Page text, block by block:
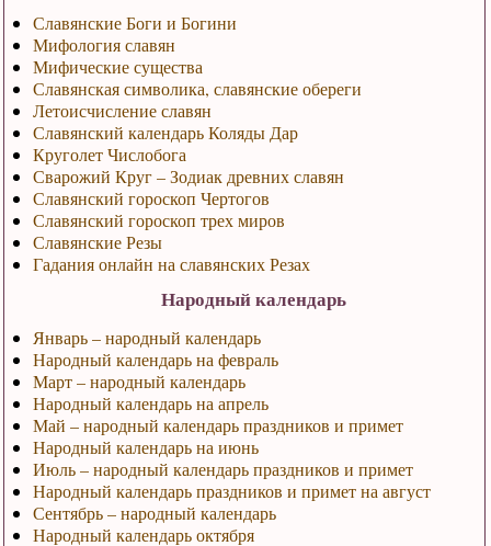
Славянские Боги и Богини
Мифология славян
Мифические существа
Славянская символика, славянские обереги
Летоисчисление славян
Славянский календарь Коляды Дар
Круголет Числобога
Сварожий Круг – Зодиак древних славян
Славянский гороскоп Чертогов
Славянский гороскоп трех миров
Славянские Резы
Гадания онлайн на славянских Резах
Народный календарь
Январь – народный календарь
Народный календарь на февраль
Март – народный календарь
Народный календарь на апрель
Май – народный календарь праздников и примет
Народный календарь на июнь
Июль – народный календарь праздников и примет
Народный календарь праздников и примет на август
Сентябрь – народный календарь
Народный календарь октября